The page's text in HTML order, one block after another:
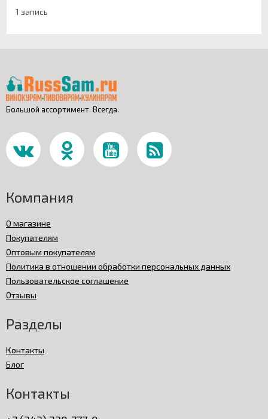
1 запись
Большой ассортимент. Всегда.
Компания
О магазине
Покупателям
Оптовым покупателям
Политика в отношении обработки персональных данных
Пользовательское соглашение
Отзывы
Разделы
Контакты
Блог
Контакты